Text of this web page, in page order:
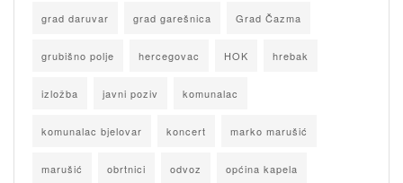
grad daruvar grad garešnica Grad Čazma
grubišno polje hercegovac HOK hrebak
izložba javni poziv komunalac
komunalac bjelovar koncert marko marušić
marušić obrtnici odvoz općina kapela